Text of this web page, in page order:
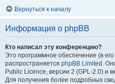
Вернуться к началу
Информация о phpBB
Кто написал эту конференцию?
Это программное обеспечение (в
распространяется phpBB Limited .
Public Licence, версии 2 (GPL-2.0) и
Для получения более подробных